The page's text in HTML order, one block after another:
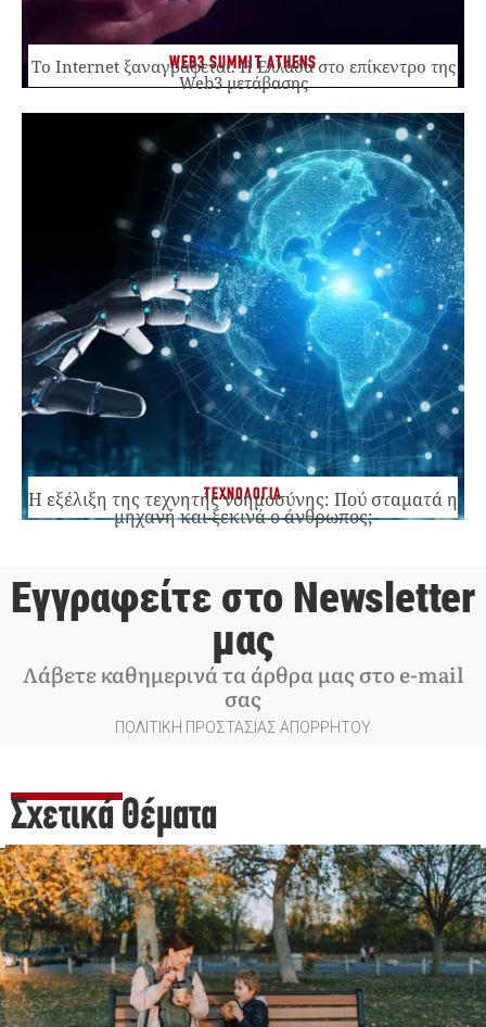
WEB3 SUMMIT ATHENS
Το Internet ξαναγράφεται. Η Ελλάδα στο επίκεντρο της
Web3 μετάβασης
ΤΕΧΝΟΛΟΓΙΑ
Η εξέλιξη της τεχνητής νοημοσύνης: Πού σταματά η
μηχανή και ξεκινά ο άνθρωπος;
Εγγραφείτε στο Newsletter
μας
Λάβετε καθημερινά τα άρθρα μας στο e-mail
σας
ΠΟΛΙΤΙΚΗ ΠΡΟΣΤΑΣΙΑΣ ΑΠΟΡΡΗΤΟΥ
Σχετικά Θέματα